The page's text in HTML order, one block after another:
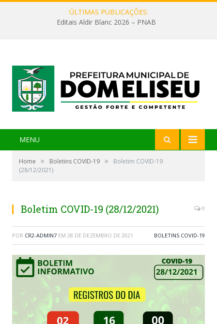
ÚLTIMAS PUBLICAÇÕES:
Editais Aldir Blanc 2026 – PNAB
MENU
Home » Boletins COVID-19 »
Boletim COVID-19
(28/12/2021)
Boletim COVID-19 (28/12/2021) 0
POR CR2-ADMIN7 EM 28 DE DEZEMBRO DE 2021 BOLETINS COVID-19